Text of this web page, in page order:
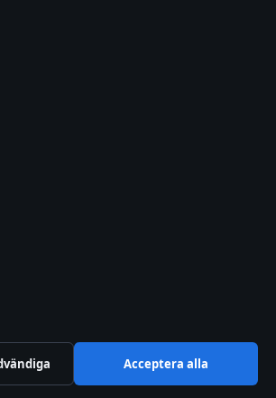
Acceptera alla